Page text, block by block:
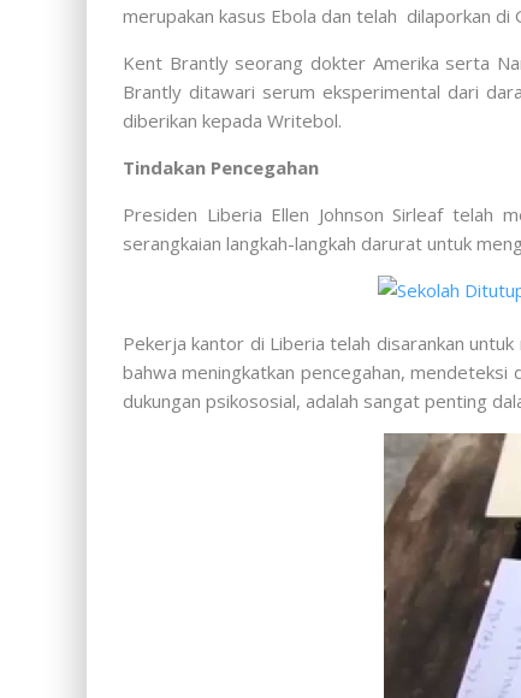
merupakan kasus Ebola dan telah dilaporkan
Kent Brantly seorang dokter Amerika serta
Brantly ditawari serum eksperimental dari
diberikan kepada Writebol.
Tindakan Pencegahan
Presiden Liberia Ellen Johnson Sirleaf telah
serangkaian langkah-langkah darurat untuk
Pekerja kantor di Liberia telah disarankan
bahwa meningkatkan pencegahan,
dukungan psikososial, adalah sangat penting